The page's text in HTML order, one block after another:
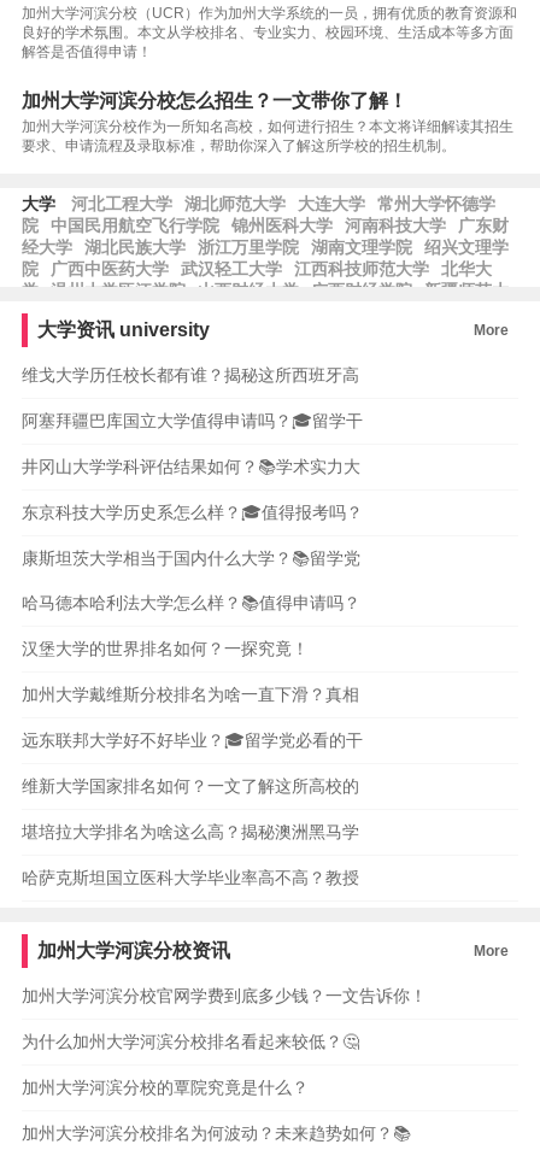
加州大学河滨分校（UCR）作为加州大学系统的一员，拥有优质的教育资源和
良好的学术氛围。本文从学校排名、专业实力、校园环境、生活成本等多方面
解答是否值得申请！
加州大学河滨分校怎么招生？一文带你了解！
加州大学河滨分校作为一所知名高校，如何进行招生？本文将详细解读其招生
要求、申请流程及录取标准，帮助你深入了解这所学校的招生机制。
大学 河北工程大学 湖北师范大学 大连大学
常州大学怀德学
院
中国民用航空飞行学院 锦州医科大学 河南科技大学
广东财
经大学
湖北民族大学 浙江万里学院 湖南文理学院
绍兴文理学
院
广西中医药大学 武汉轻工大学 江西科技师范大学
北华大
学
温州大学瓯江学院 山西财经大学 广西财经学院
新疆师范大
学
学院
西藏民族大学 湖南工程学院
湖北第二
大学资讯 university More
维戈大学历任校长都有谁？揭秘这所西班牙高
阿塞拜疆巴库国立大学值得申请吗？🎓留学干
井冈山大学学科评估结果如何？📚学术实力大
东京科技大学历史系怎么样？🎓值得报考吗？
康斯坦茨大学相当于国内什么大学？📚留学党
哈马德本哈利法大学怎么样？📚值得申请吗？
汉堡大学的世界排名如何？一探究竟！
加州大学戴维斯分校排名为啥一直下滑？真相
远东联邦大学好不好毕业？🎓留学党必看的干
维新大学国家排名如何？一文了解这所高校的
堪培拉大学排名为啥这么高？揭秘澳洲黑马学
哈萨克斯坦国立医科大学毕业率高不高？教授
加州大学河滨分校资讯 More
加州大学河滨分校官网学费到底多少钱？一文告诉你！
为什么加州大学河滨分校排名看起来较低？🤔
加州大学河滨分校的覃院究竟是什么？
加州大学河滨分校排名为何波动？未来趋势如何？📚